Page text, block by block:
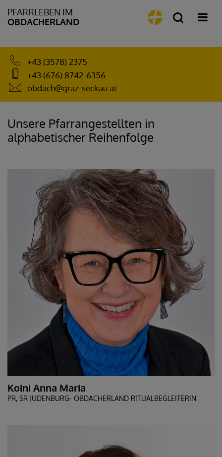
PFARRLEBEN IM
OBDACHERLAND
+43 (3578) 2375
+43 (676) 8742-6356
obdach@graz-seckau.at
Unsere Pfarrangestellten in
alphabetischer Reihenfolge
Koini Anna Maria
PR, SR JUDENBURG- OBDACHERLAND RITUALBEGLEITERIN